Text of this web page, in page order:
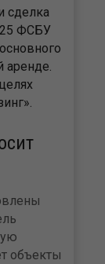
сделка
25 ФСБУ
аренде.
объекты